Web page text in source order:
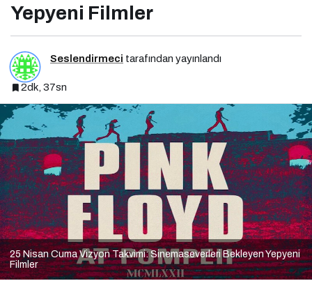
Yepyeni Filmler
Seslendirmeci tarafından yayınlandı
2dk, 37sn
25 Nisan Cuma Vizyon Takvimi: Sinemaseverleri Bekleyen Yepyeni
Filmler